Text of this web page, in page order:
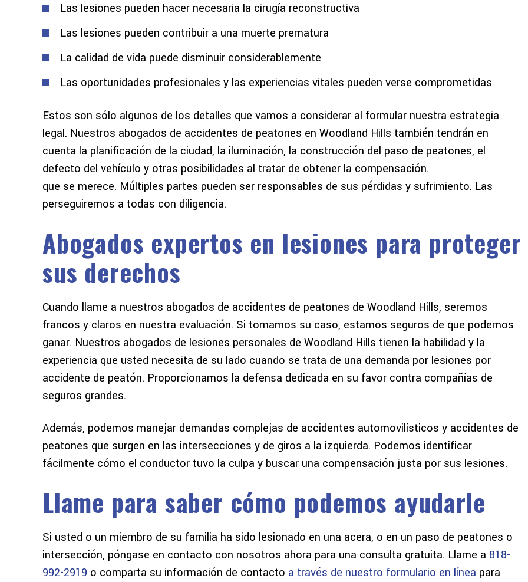
Las lesiones pueden hacer necesaria la cirugía reconstructiva
Las lesiones pueden contribuir a una muerte prematura
La calidad de vida puede disminuir considerablemente
Las oportunidades profesionales y las experiencias vitales pueden verse comprometidas
Estos son sólo algunos de los detalles que vamos a considerar al formular nuestra estrategia
legal. Nuestros abogados de accidentes de peatones en Woodland Hills también tendrán en
cuenta la planificación de la ciudad, la iluminación, la construcción del paso de peatones, el
defecto del vehículo y otras posibilidades al tratar de obtener la compensación.
que se merece. Múltiples partes pueden ser responsables de sus pérdidas y sufrimiento. Las
perseguiremos a todas con diligencia.
Abogados expertos en lesiones para proteger
sus derechos
Cuando llame a nuestros abogados de accidentes de peatones de Woodland Hills, seremos
francos y claros en nuestra evaluación. Si tomamos su caso, estamos seguros de que podemos
ganar. Nuestros abogados de lesiones personales de Woodland Hills tienen la habilidad y la
experiencia que usted necesita de su lado cuando se trata de una demanda por lesiones por
accidente de peatón. Proporcionamos la defensa dedicada en su favor contra compañías de
seguros grandes.
Además, podemos manejar demandas complejas de accidentes automovilísticos y accidentes de
peatones que surgen en las intersecciones y de giros a la izquierda. Podemos identificar
fácilmente cómo el conductor tuvo la culpa y buscar una compensación justa por sus lesiones.
Llame para saber cómo podemos ayudarle
Si usted o un miembro de su familia ha sido lesionado en una acera, o en un paso de peatones o
intersección, póngase en contacto con nosotros ahora para una consulta gratuita. Llame a 818-
992-2919 o comparta su información de contacto a través de nuestro formulario en línea para